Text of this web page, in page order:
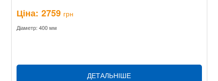
Ціна: 2759 грн
Діаметр: 400 мм
ДЕТАЛЬНІШЕ